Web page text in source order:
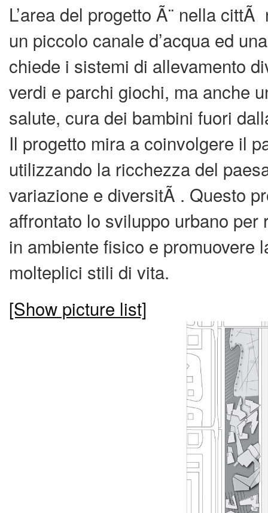
L’area del progetto Ã¨ nella
un piccolo canale d’acqua ed
chiede i sistemi di allevamento
verdi e parchi giochi, ma anche
salute, cura dei bambini fuori
Il progetto mira a coinvolgere il
utilizzando la ricchezza del
variazione e diversitÃ . Questo
affrontato lo sviluppo urbano
in ambiente fisico e promuovere
molteplici stili di vita.
[Show picture list]